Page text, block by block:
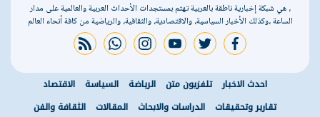
، هي شبكة إخبارية ناطقة بالعربية تهتم بمستجدات الأحداث العربية والعالمية على مدار
الساعة ،وكذلك الأخبار السياسية، والاقتصادية، والثقافية، والرياضية من كافة أنحاء العالم
facebook
twitter
youtube
instagram
whatsapp
rss feed
احدث الاخبار تلفزيون متن الرياضة السياسة
الاقتصاد
تقارير وتحقيقات
الدراسات والابحاث المقالات الثقافة والفن